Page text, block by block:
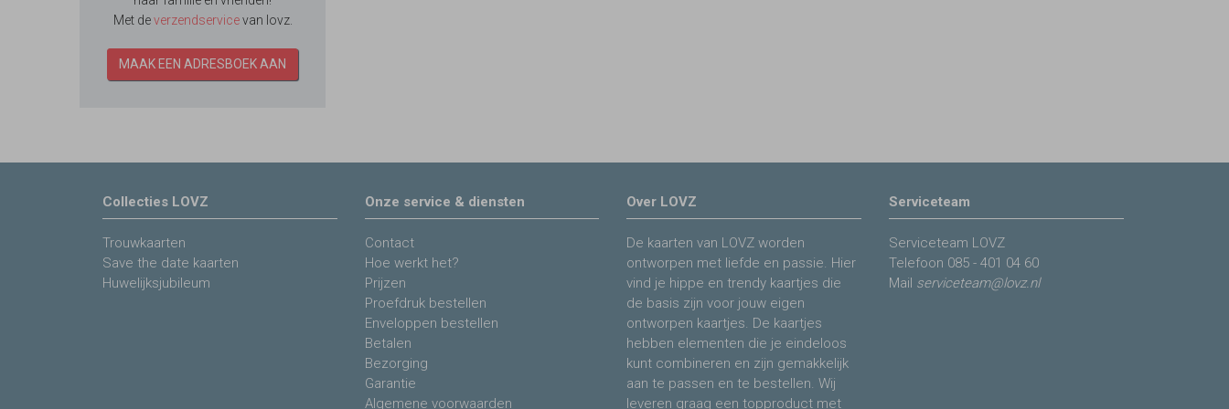
Met deverzendservicevan lovz.
MAAK EEN ADRESBOEK AAN
Collecties LOVZ
Trouwkaarten
Save the date kaarten
Huwelijksjubileum
Onze service & diensten
Contact
Hoe werkt het?
Prijzen
Proefdruk bestellen
Enveloppen bestellen
Betalen
Bezorging
Garantie
Algemene voorwaarden
Over LOVZ
De kaarten van LOVZ worden
ontworpen met liefde en passie. Hier
vind je hippe en trendy kaartjes die
de basis zijn voor jouw eigen
ontworpen kaartjes. De kaartjes
hebben elementen die je eindeloos
kunt combineren en zijn gemakkelijk
aan te passen en te bestellen. Wij
leveren graag een topproduct met
Serviceteam
Serviceteam LOVZ
Telefoon 085 - 401 04 60
Mail serviceteam@lovz.nl